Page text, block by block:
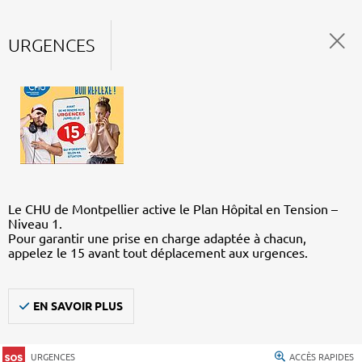
URGENCES
Le CHU de Montpellier active le Plan Hôpital en Tension –
Niveau 1.
Pour garantir une prise en charge adaptée à chacun,
appelez le 15 avant tout déplacement aux urgences.
EN SAVOIR PLUS
URGENCES ACCÈS RAPIDES